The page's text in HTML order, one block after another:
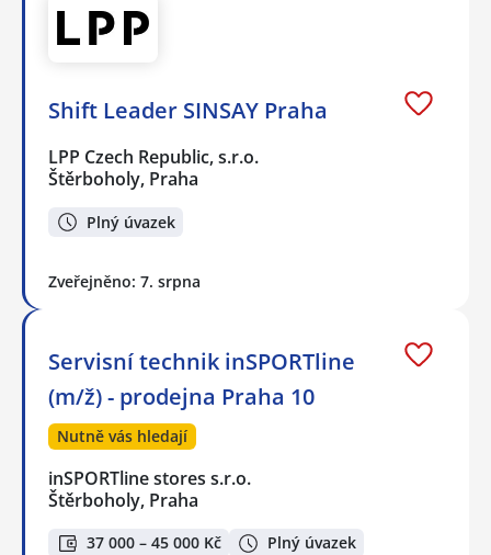
Shift Leader SINSAY Praha
LPP Czech Republic, s.r.o.
Štěrboholy, Praha
Plný úvazek
Zveřejněno: 7. srpna
Servisní technik inSPORTline
(m/ž) - prodejna Praha 10
Nutně vás hledají
inSPORTline stores s.r.o.
Štěrboholy, Praha
37 000 – 45 000 Kč
Plný úvazek